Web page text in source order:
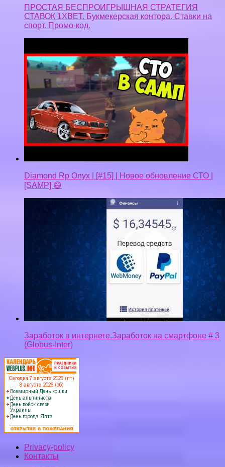
ПРОСТАЯ БЕСПРОИГРЫШНАЯ СТРАТЕГИЯ
СТАВОК 1XBET. Букмекерская контора. Ставки на
спорт. Промо-код.
Diamond Rp Onyx | [#15] | Новое обновление СТО |
[SAMP] 😄
Заработок в интернете.Заработок на смартфоне # 3
(Globus-Inter)
Privacy-policy
Контакты